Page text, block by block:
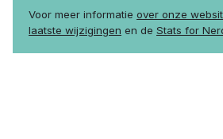
Voor meer informatie over onze
laatste wijzigingen en de Stats for